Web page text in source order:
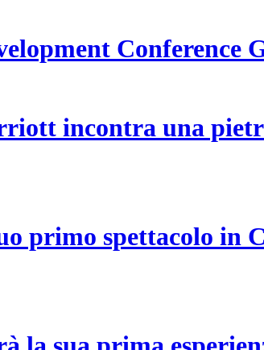
Conference
incontra una
primo spettacolo in